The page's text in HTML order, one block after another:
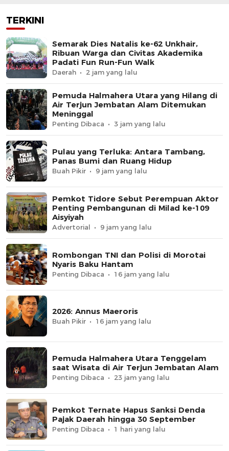
TERKINI
Semarak Dies Natalis ke-62 Unkhair,
Ribuan Warga dan Civitas Akademika
Padati Fun Run-Fun Walk
Daerah 2 jam yang lalu
Pemuda Halmahera Utara yang Hilang di
Air Terjun Jembatan Alam Ditemukan
Meninggal
Penting Dibaca 3 jam yang lalu
Pulau yang Terluka: Antara Tambang,
Panas Bumi dan Ruang Hidup
Buah Pikir 9 jam yang lalu
Pemkot Tidore Sebut Perempuan Aktor
Penting Pembangunan di Milad ke-109
Aisyiyah
Advertorial 9 jam yang lalu
Rombongan TNI dan Polisi di Morotai
Nyaris Baku Hantam
Penting Dibaca 16 jam yang lalu
2026: Annus Maeroris
Buah Pikir 16 jam yang lalu
Pemuda Halmahera Utara Tenggelam
saat Wisata di Air Terjun Jembatan Alam
Penting Dibaca 23 jam yang lalu
Pemkot Ternate Hapus Sanksi Denda
Pajak Daerah hingga 30 September
Penting Dibaca 1 hari yang lalu